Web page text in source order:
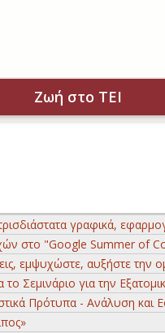
Ζωή στο ΤΕΙ
γραφικά,
στο "Google Summer of
εμψυχώστε, αυξήστε την
το Σεμινάριο για την
Πρότυπα - Ανάλυση και